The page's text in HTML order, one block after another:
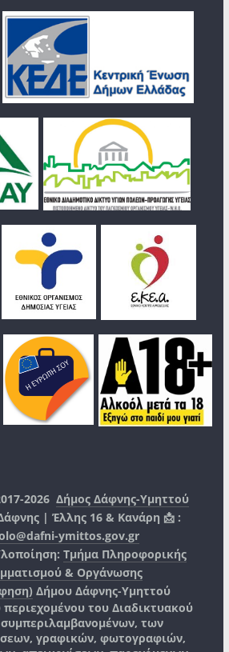
2026Δήμος Δάφνης-Υμηττού
| Έλλης 16 & Κανάρη 📩 :
ymittos.gov.gr
Τμήμα Πληροφορικής
& Οργάνωσης
Δήμου Δάφνης-Υμηττού
του Διαδικτυακού
των
γραφικών, φωτογραφιών,